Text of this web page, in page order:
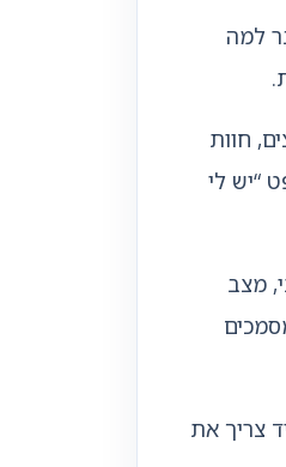
למה
חוות
“יש לי
מצב
צריך את